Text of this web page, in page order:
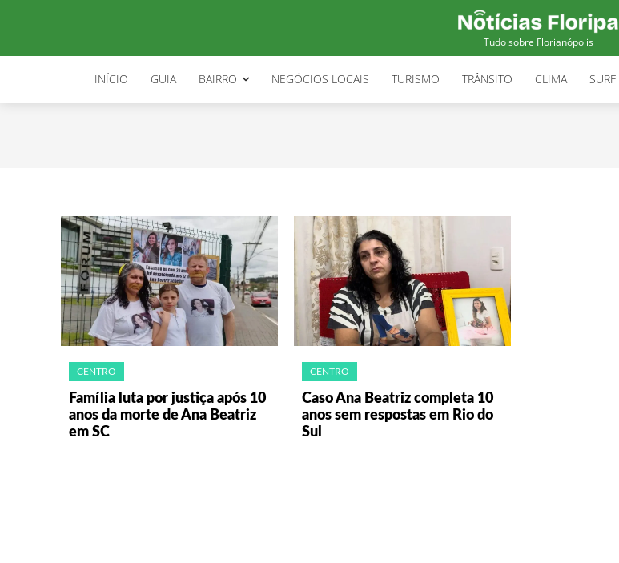
Tudo sobre Florianópolis
INÍCIO GUIA BAIRRO NEGÓCIOS LOCAIS TURISMO TRÂNSITO CLIMA SURF
rio do sul
CENTRO
Família luta por justiça após 10
anos da morte de Ana Beatriz
em SC
CENTRO
Caso Ana Beatriz completa 10
anos sem respostas em Rio do
Sul